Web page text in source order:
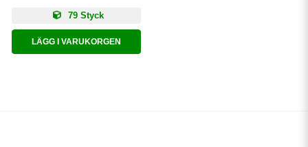
79 Styck
LÄGG I VARUKORGEN